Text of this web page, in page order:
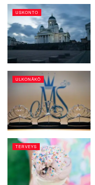
USKONTO
ULKONÄKÖ
TERVEYS